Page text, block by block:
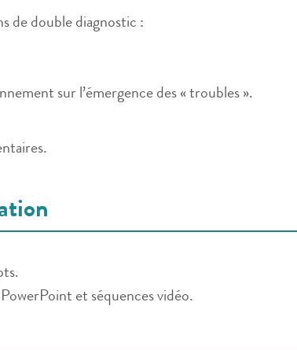
de double diagnostic :
sur l’émergence des « troubles ».
et séquences vidéo.